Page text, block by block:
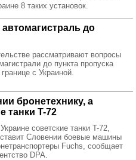
8 таких установок.
до
рассматривают вопросы
до пункта пропуска
с Украиной.
бронетехнику, а
танки T-72
советские танки T-72,
Словении боевые машины
Fuchs, сообщает
DPA.